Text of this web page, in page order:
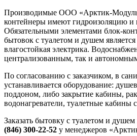
Производимые ООО «Арктик-
контейнеры имеют гидроизоляцию и
Обязательными элементами блок-
бытовок с туалетом и душем
влагостойкая электрика.
централизованным, так и
По согласованию с заказчиком, в
устанавливается оборудование:
поддоном, либо закрытие кабины,
водонагреватели, туалетные кабины
Заказать бытовку с туалетом и
(846) 300-22-52 у менеджеров